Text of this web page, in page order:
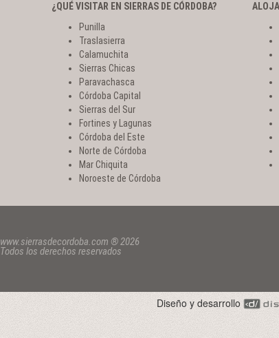
¿QUÉ VISITAR EN SIERRAS DE CÓRDOBA?
Punilla
Traslasierra
Calamuchita
Sierras Chicas
Paravachasca
Córdoba Capital
Sierras del Sur
Fortines y Lagunas
Córdoba del Este
Norte de Córdoba
Mar Chiquita
Noroeste de Córdoba
www.sierrasdecordoba.com ® 2026
Todos los derechos reservados
Diseño y desarrollo